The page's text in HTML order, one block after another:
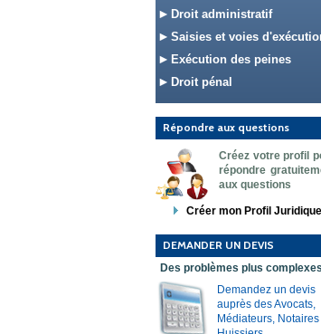
Droit administratif
Saisies et voies
Exécution des peines
Droit pénal
Répondre aux questions
Créez votre profil
répondre
aux questions
Créer mon Profil Juridique
DEMANDER UN DEVIS
Des problèmes plus
Demandez un devis
auprès des Avocats,
Médiateurs, Notaires